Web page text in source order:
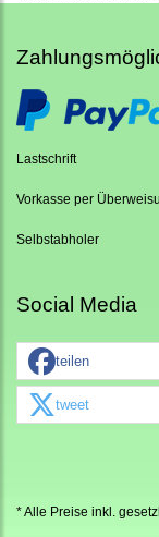
Lastschrift
Vorkasse per
Selbstabholer
Social Media
teilen
tweet
* Alle Preise inkl.